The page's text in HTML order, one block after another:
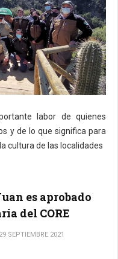
labor de quienes
y de lo que significa para
cultura de las localidades
es aprobado
del CORE
29 SEPTIEMBRE 2021